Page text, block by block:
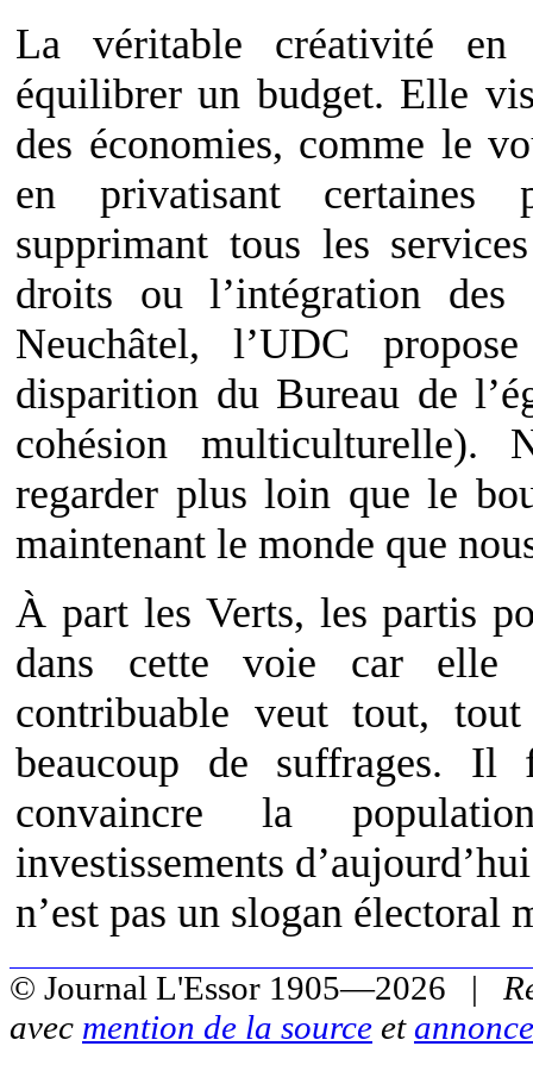
La véritable créativité
équilibrer un budget. Elle
des économies, comme le
en privatisant certaines
supprimant tous les
droits ou l’intégration des
Neuchâtel, l’UDC
disparition du Bureau de
cohésion multiculturelle).
regarder plus loin que le
maintenant le monde que
À part les Verts, les partis
dans cette voie car elle
contribuable veut tout,
beaucoup de suffrages.
convaincre la
investissements
n’est pas un slogan électoral
© Journal L'Essor 1905—2026 |
avec mention de la source et